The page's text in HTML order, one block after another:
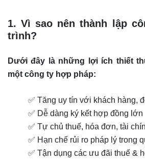
1. Vì sao nên thành lập
trình?
Dưới đây là những lợi ích thiết
một công ty hợp pháp:
✅ Tăng uy tín với khách hàng,
✅ Dễ dàng ký kết hợp đồng lớn
✅ Tự chủ thuế, hóa đơn, tài
✅ Hạn chế rủi ro pháp lý trong
✅ Tận dụng các ưu đãi thuế &